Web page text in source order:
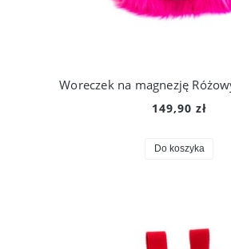
Woreczek na magnezję
149,90 zł
Do koszyka